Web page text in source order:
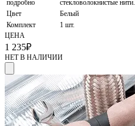
подробно
стекловолокнистые нити.
Цвет
Белый
Комплект
1 шт.
ЦЕНА
1 235₽
НЕТ В НАЛИЧИИ